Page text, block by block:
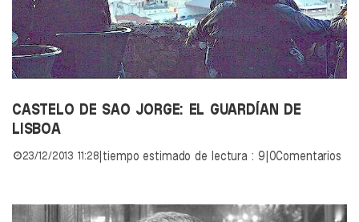
CASTELO DE SAO JORGE: EL GUARDÍAN DE
LISBOA
23/12/2013 11:28 tiempo estimado de lectura : 9 0Comentarios